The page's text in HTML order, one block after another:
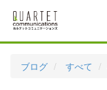
ブログ すべて